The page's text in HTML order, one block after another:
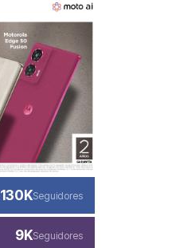
130KSeguidores
9KSeguidores